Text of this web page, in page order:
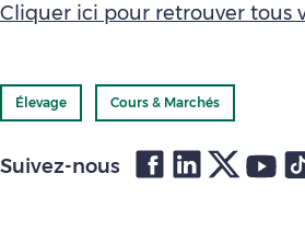
Cliquer ici pour retrouver tous
Élevage Cours & Marchés
Suivez-nous